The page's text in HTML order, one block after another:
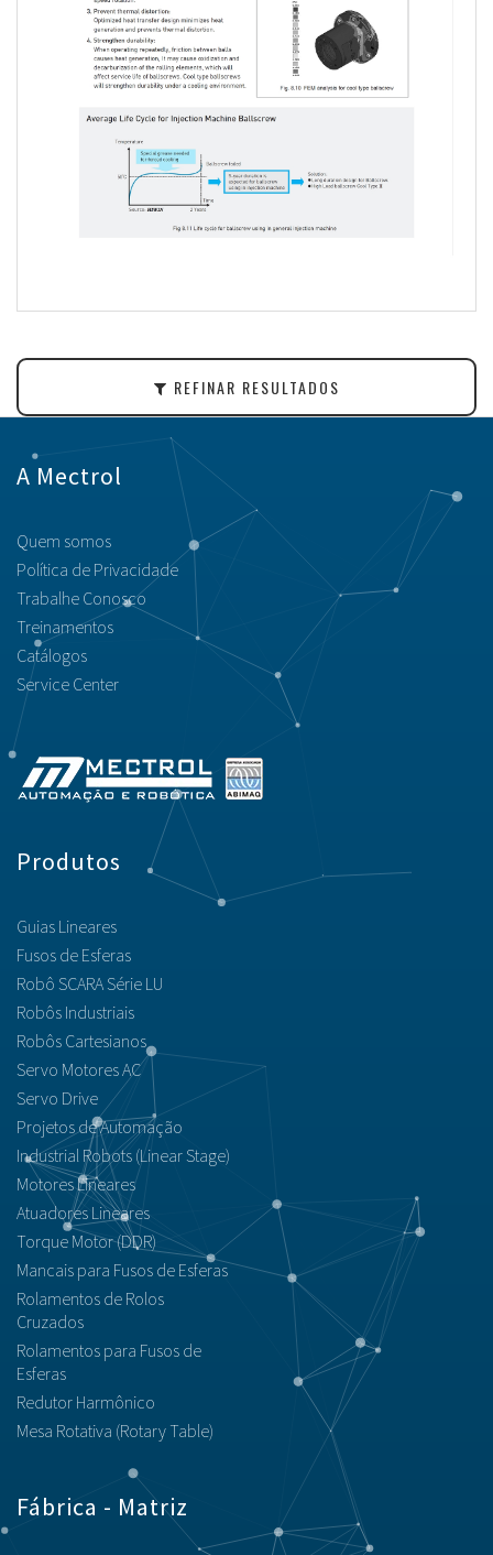
REFINAR RESULTADOS
A Mectrol
Quem somos
Política de Privacidade
Trabalhe Conosco
Treinamentos
Catálogos
Service Center
Produtos
Guias Lineares
Fusos de Esferas
Robô SCARA Série LU
Robôs Industriais
Robôs Cartesianos
Servo Motores AC
Servo Drive
Projetos de Automação
Industrial Robots (Linear Stage)
Motores Lineares
Atuadores Lineares
Torque Motor (DDR)
Mancais para Fusos de Esferas
Rolamentos de Rolos
Cruzados
Rolamentos para Fusos de
Esferas
Redutor Harmônico
Mesa Rotativa (Rotary Table)
Fábrica - Matriz